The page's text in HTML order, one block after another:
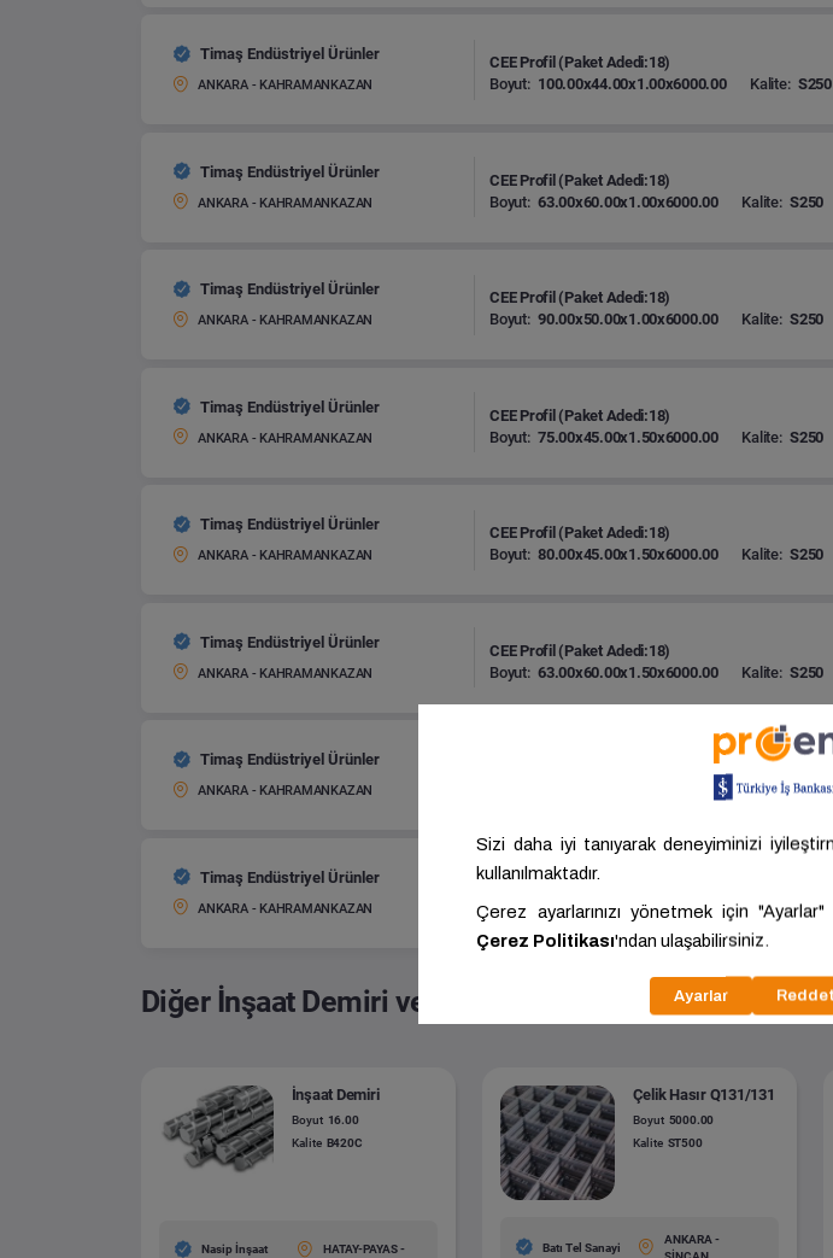
Timaş Endüstriyel Ürünler
ANKARA - KAHRAMANKAZAN
CEE Profil (Paket Adedi:18)
Boyut: 100.00x44.00x1.00x6000.00 Kalite: S250
Timaş Endüstriyel Ürünler
ANKARA - KAHRAMANKAZAN
CEE Profil (Paket Adedi:18)
Boyut: 63.00x60.00x1.00x6000.00 Kalite: S250
Timaş Endüstriyel Ürünler
ANKARA - KAHRAMANKAZAN
CEE Profil (Paket Adedi:18)
Boyut: 90.00x50.00x1.00x6000.00 Kalite: S250
Timaş Endüstriyel Ürünler
ANKARA - KAHRAMANKAZAN
CEE Profil (Paket Adedi:18)
Boyut: 75.00x45.00x1.50x6000.00 Kalite: S250
Timaş Endüstriyel Ürünler
ANKARA - KAHRAMANKAZAN
CEE Profil (Paket Adedi:18)
Boyut: 80.00x45.00x1.50x6000.00 Kalite: S250
Timaş Endüstriyel Ürünler
ANKARA - KAHRAMANKAZAN
CEE Profil (Paket Adedi:18)
Boyut: 63.00x60.00x1.50x6000.00 Kalite: S250
Timaş Endüstriyel Ürünler
ANKARA - KAHRAMANKAZAN Kalite: S250
Timaş Endüstriyel Ürünler
ANKARA - KAHRAMANKAZAN
Boyut:
100.00x60.00x1.50x6000.00 Kalite: S250
Diğer İnşaat Demiri ve Yapısal Çelikler
İnşaat Demiri
Boyut 16.00
Kalite B420C
Nasip İnşaat HATAY-PAYAS -
Çelik Hasır Q131/131
Boyut 5000.00
Kalite ST500
Batı Tel Sanayi
ANKARA -